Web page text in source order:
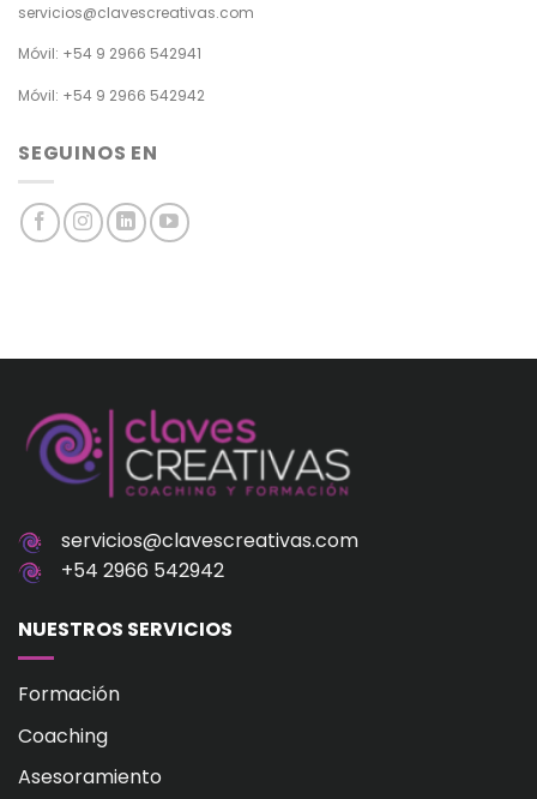
servicios@clavescreativas.com
Móvil: +54 9 2966 542941
Móvil: +54 9 2966 542942
SEGUINOS EN
servicios@clavescreativas.com
+54 2966 542942
NUESTROS SERVICIOS
Formación
Coaching
Asesoramiento